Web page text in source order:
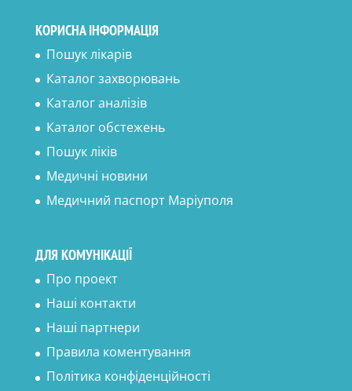
КОРИСНА ІНФОРМАЦІЯ
Пошук лікарів
Каталог захворювань
Каталог аналізів
Каталог обстежень
Пошук ліків
Медичні новини
Медичний паспорт Маріуполя
ДЛЯ КОМУНІКАЦІЇ
Про проект
Наші контакти
Наші партнери
Правила коментування
Політика конфіденційності